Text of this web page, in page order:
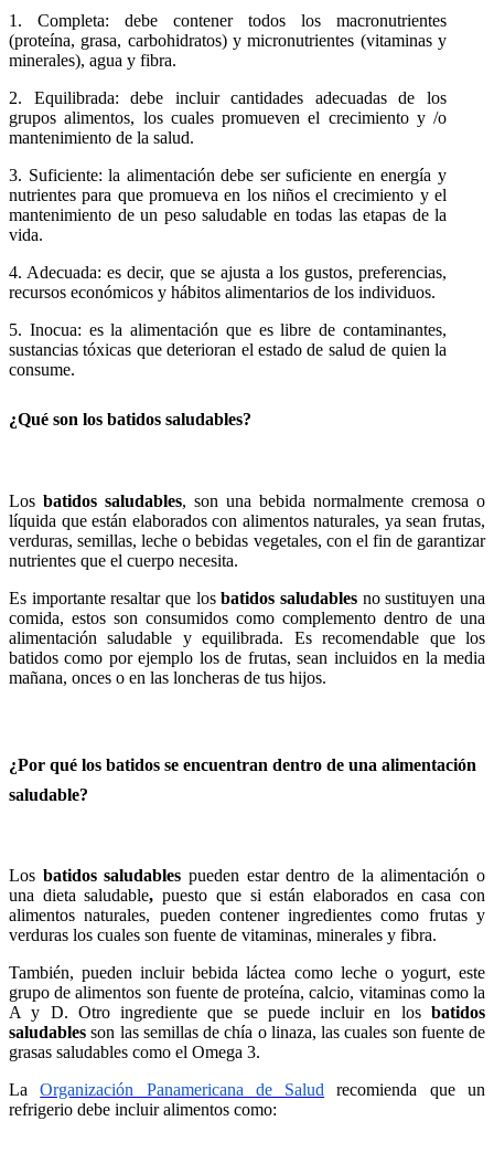
1. Completa: debe contener todos los macronutrientes
(proteína, grasa, carbohidratos) y micronutrientes (vitaminas y
minerales), agua y fibra.
2. Equilibrada: debe incluir cantidades adecuadas de los
grupos alimentos, los cuales promueven el crecimiento y /o
mantenimiento de la salud.
3. Suficiente:la alimentación debe ser suficiente en energía y
nutrientes para que promueva en los niños el crecimiento y el
mantenimiento de un peso saludable en todas las etapas de la
vida.
4. Adecuada: es decir, que se ajusta a los gustos, preferencias,
recursos económicos y hábitos alimentarios de los individuos.
5. Inocua: es la alimentación que es libre de contaminantes,
sustancias tóxicas que deterioran el estado de salud de quien la
consume.
¿Qué son los batidos saludables?
Los batidos saludables, son una bebida normalmente cremosa o
líquida que están elaborados con alimentos naturales, ya sean frutas,
verduras, semillas, leche o bebidas vegetales, con el fin de garantizar
nutrientes que el cuerpo necesita.
Es importante resaltar que losbatidos saludables no sustituyen una
comida, estos son consumidos como complemento dentro de una
alimentación saludable y equilibrada. Es recomendable que los
batidos como por ejemplo los de frutas, sean incluidos en la media
mañana, onces o en las loncheras de tus hijos.
¿Por qué los batidos se encuentran dentro de una alimentación
saludable?
Los batidos saludables pueden estar dentro de la alimentación o
una dieta saludable,puesto que si están elaborados en casa con
alimentos naturales, pueden contener ingredientes como frutas y
verduras los cuales son fuente de vitaminas, minerales y fibra.
También, pueden incluir bebida láctea como leche o yogurt, este
grupo de alimentos son fuente de proteína, calcio, vitaminas como la
A y D. Otro ingrediente que se puede incluir en los batidos
saludablesson las semillas de chía o linaza, las cuales son fuente de
grasas saludables como el Omega 3.
LaOrganización Panamericana de Salud recomienda que un
refrigerio debe incluir alimentos como: